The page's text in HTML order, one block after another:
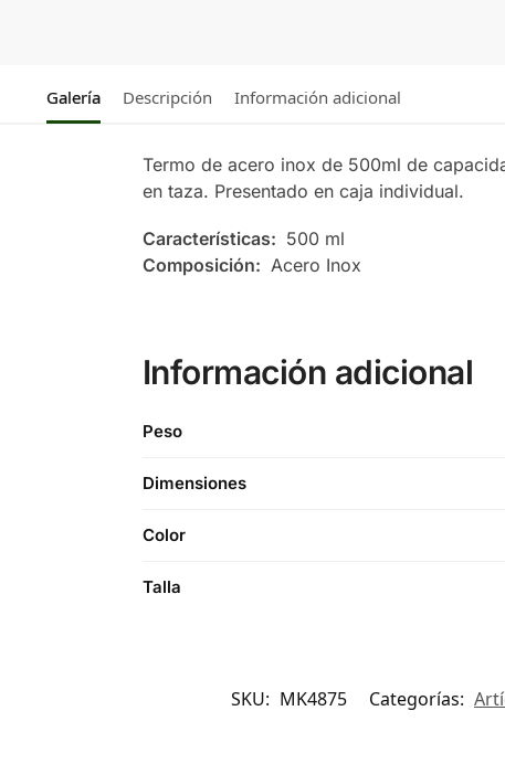
Galería Descripción Información adicional
Termo de acero inox de 500ml de
en taza. Presentado en caja individual.
Características: 500 ml
Composición: Acero Inox
Información adicional
Peso
Dimensiones
Color
Talla
SKU: MK4875 Categorías: